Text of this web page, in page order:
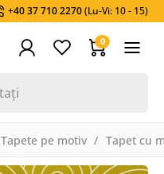
+40 37 710 2270(Lu-Vi: 10 - 15)
0
Tapete pe motiv Tapet cu